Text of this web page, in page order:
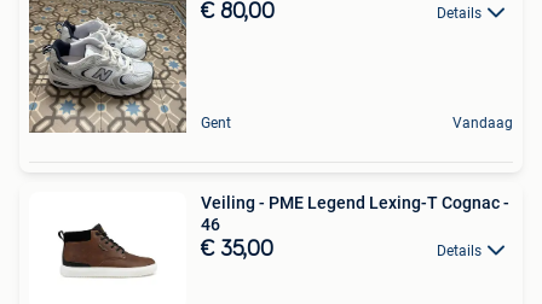
€ 80,00 Details
Gent Vandaag
Veiling - PME Legend Lexing-T Cognac -
46
€ 35,00 Details